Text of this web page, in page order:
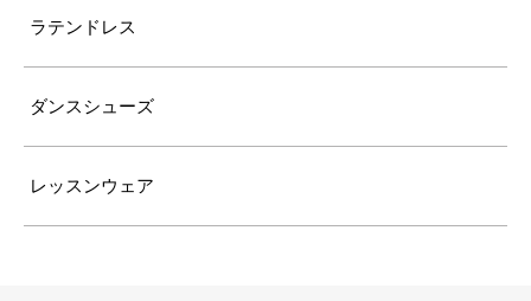
ラテンドレス
ダンスシューズ
レッスンウェア